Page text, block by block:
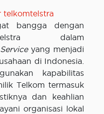
telkomtelstra
bangga dengan
dalam
yang menjadi
di Indonesia.
kapabilitas
Telkom termasuk
dan keahlian
organisasi lokal